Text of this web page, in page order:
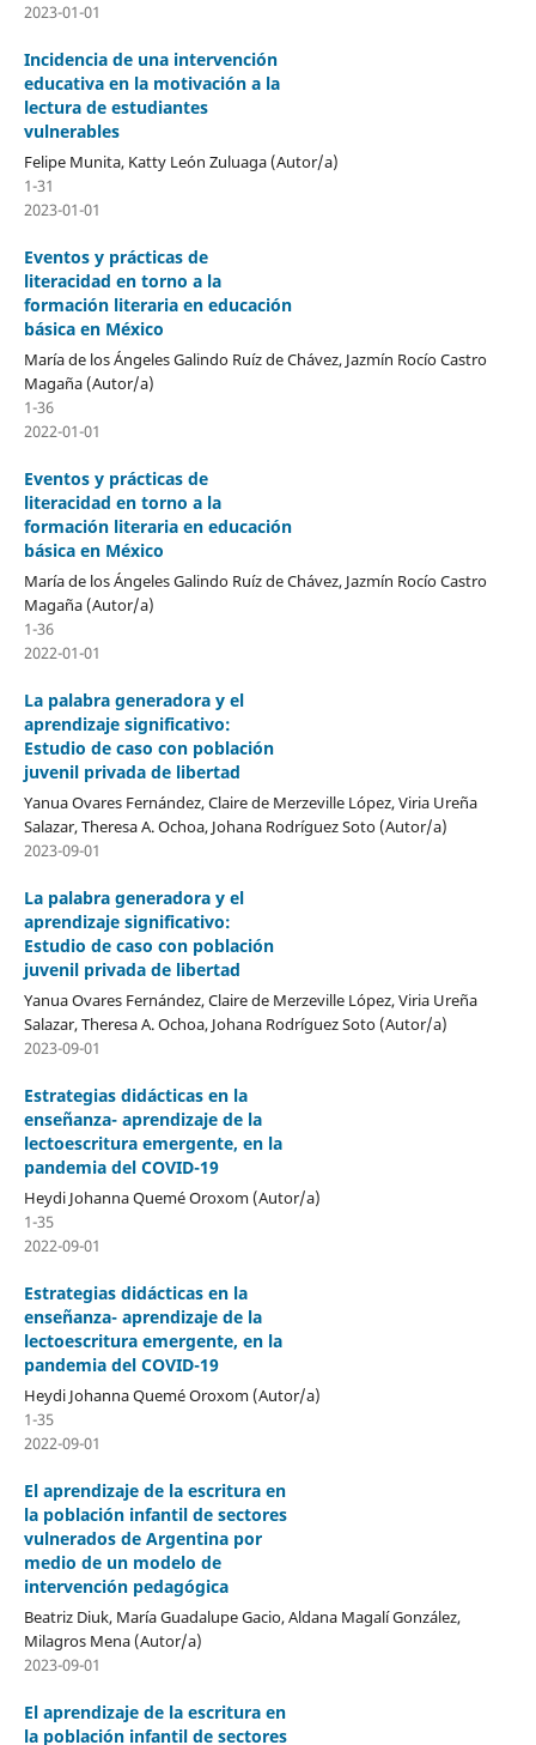
2023-01-01
Incidencia de una intervención
educativa en la motivación a la
lectura de estudiantes
vulnerables
Felipe Munita, Katty León Zuluaga (Autor/a)
1-31
2023-01-01
Eventos y prácticas de
literacidad en torno a la
formación literaria en educación
básica en México
María de los Ángeles Galindo Ruíz de Chávez, Jazmín Rocío Castro
Magaña (Autor/a)
1-36
2022-01-01
Eventos y prácticas de
literacidad en torno a la
formación literaria en educación
básica en México
María de los Ángeles Galindo Ruíz de Chávez, Jazmín Rocío Castro
Magaña (Autor/a)
1-36
2022-01-01
La palabra generadora y el
aprendizaje significativo:
Estudio de caso con población
juvenil privada de libertad
Yanua Ovares Fernández, Claire de Merzeville López, Viria Ureña
Salazar, Theresa A. Ochoa, Johana Rodríguez Soto (Autor/a)
2023-09-01
La palabra generadora y el
aprendizaje significativo:
Estudio de caso con población
juvenil privada de libertad
Yanua Ovares Fernández, Claire de Merzeville López, Viria Ureña
Salazar, Theresa A. Ochoa, Johana Rodríguez Soto (Autor/a)
2023-09-01
Estrategias didácticas en la
enseñanza- aprendizaje de la
lectoescritura emergente, en la
pandemia del COVID-19
Heydi Johanna Quemé Oroxom (Autor/a)
1-35
2022-09-01
Estrategias didácticas en la
enseñanza- aprendizaje de la
lectoescritura emergente, en la
pandemia del COVID-19
Heydi Johanna Quemé Oroxom (Autor/a)
1-35
2022-09-01
El aprendizaje de la escritura en
la población infantil de sectores
vulnerados de Argentina por
medio de un modelo de
intervención pedagógica
Beatriz Diuk, María Guadalupe Gacio, Aldana Magalí González,
Milagros Mena (Autor/a)
2023-09-01
El aprendizaje de la escritura en
la población infantil de sectores